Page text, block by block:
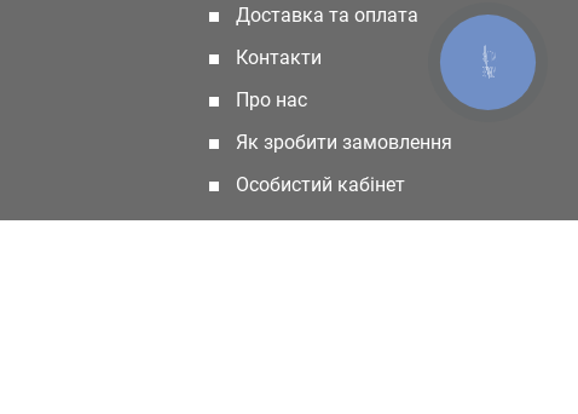
Доставка та оплата
Контакти
Про нас
Як зробити замовлення
Особистий кабінет
КНОПКА
ЗВ'ЯЗКУ